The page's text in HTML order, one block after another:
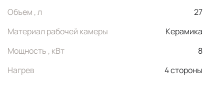
Объем , л
27
Материал рабочей камеры
Керамика
Мощность , кВт
8
Нагрев
4 стороны